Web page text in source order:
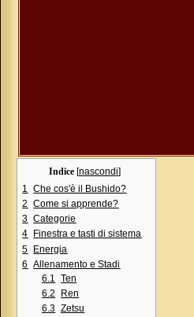
Indice [nascondi]
1
Che cos'è il Bushido?
2
Come si apprende?
3 Categorie
4
Finestra e tasti di sistema
5 Energia
6
Allenamento e Stadi
6.1 Ten
6.2
Ren
6.3 Zetsu